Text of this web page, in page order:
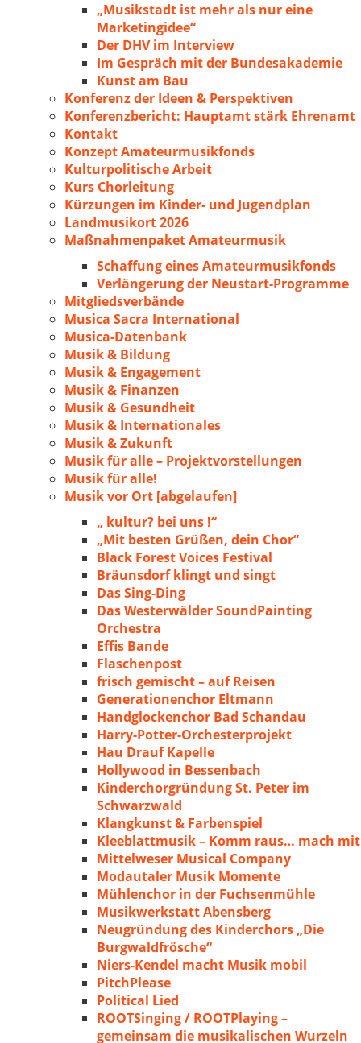
„Musikstadt ist mehr als nur eine
Marketingidee“
Der DHV im Interview
Im Gespräch mit der Bundesakademie
Kunst am Bau
Konferenz der Ideen & Perspektiven
Konferenzbericht: Hauptamt stärk Ehrenamt
Kontakt
Konzept Amateurmusikfonds
Kulturpolitische Arbeit
Kurs Chorleitung
Kürzungen im Kinder- und Jugendplan
Landmusikort 2026
Maßnahmenpaket Amateurmusik
Schaffung eines Amateurmusikfonds
Verlängerung der Neustart-Programme
Mitgliedsverbände
Musica Sacra International
Musica-Datenbank
Musik & Bildung
Musik & Engagement
Musik & Finanzen
Musik & Gesundheit
Musik & Internationales
Musik & Zukunft
Musik für alle – Projektvorstellungen
Musik für alle!
Musik vor Ort [abgelaufen]
„ kultur? bei uns !“
„Mit besten Grüßen, dein Chor“
Black Forest Voices Festival
Bräunsdorf klingt und singt
Das Sing-Ding
Das Westerwälder SoundPainting
Orchestra
Effis Bande
Flaschenpost
frisch gemischt – auf Reisen
Generationenchor Eltmann
Handglockenchor Bad Schandau
Harry-Potter-Orchesterprojekt
Hau Drauf Kapelle
Hollywood in Bessenbach
Kinderchorgründung St. Peter im
Schwarzwald
Klangkunst & Farbenspiel
Kleeblattmusik – Komm raus… mach mit
Mittelweser Musical Company
Modautaler Musik Momente
Mühlenchor in der Fuchsenmühle
Musikwerkstatt Abensberg
Neugründung des Kinderchors „Die
Burgwaldfrösche“
Niers-Kendel macht Musik mobil
PitchPlease
Political Lied
ROOTSinging / ROOTPlaying –
gemeinsam die musikalischen Wurzeln